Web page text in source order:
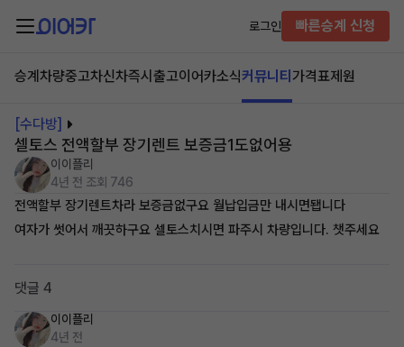
로그인 빠른승계 신청
승계차량중고차신차즉시출고이어카소식커뮤니티 가격표제원
[수다방]
셀토스 전액할부 장기렌트 보증금1도없어용
이이플리
4년 전 조회 746
전액할부 장기렌트차라 보증금없구요 월납입금만 내시면됍니다
여자가 썻어서 깨끗하구요 셀토스치시면 파주시 차량입니다. 챗주세요
댓글 4
이이플리
4년 전